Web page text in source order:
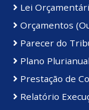
Lei
Orçamentos
Parecer do
Plano
Prestação de
Relatório